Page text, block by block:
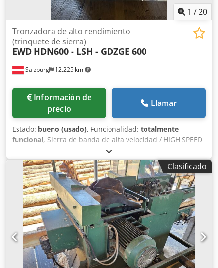
1 /20
Salzburg 12.225 km
Tronzadora de alto rendimiento
(trinquete de sierra)
EWD HDN600 - LSH - GDZGE 600
Información de
precio
Llamar
Estado: bueno (usado), Funcionalidad: totalmente
funcional, Sierra de banda de alta velocidad / HIGH SPEED
FRAME SAW EWD HDN 600 DATOS TÉCNICOS: Cjdpfozfwl
Eox Ab Tsha Sierra de banda de alto rendimiento, en buen
estado Ancho del marco: 710 x 735 mm Carrera: 600 mm
Velocidad de rotación: 310 RPM Totalmente hidráulica, con
ajuste automático del voladizo Tensor hidráulico de la
sierra y sistema de sujeción de la hoja Motor de
transmisión y reductor Cuadro eléctrico con control Cuña
divisora tipo AVER, con accionamiento hidráulico En muy
buen estado (¡también disponible con revisión completa!)
En óptimas condiciones, con carro tensor de control
remoto ¡Además, en stock: 1 sierra de banda EWD LSH y 1
sierra de banda EWD GDZGE 600!
Clasificado